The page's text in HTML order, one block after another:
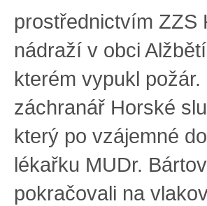
prostřednictvím ZZS
nádraží v obci
kterém vypukl
záchranář Horské
který po vzájemné
lékařku MUDr.
pokračovali na